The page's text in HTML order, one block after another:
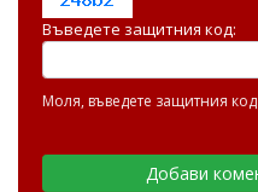
Въведете защитния код:
Моля, въведете защитния код